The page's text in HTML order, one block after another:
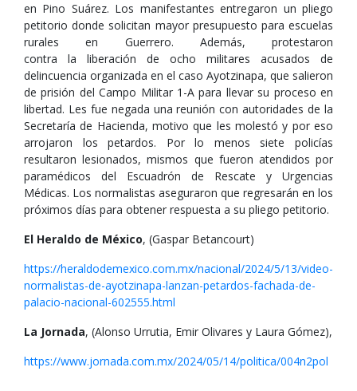
en Pino Suárez. Los manifestantes entregaron un pliego
petitorio donde solicitan mayor presupuesto para escuelas
rurales en Guerrero. Además, protestaron
contra la liberación de ocho militares acusados de
delincuencia organizada en el caso Ayotzinapa, que salieron
de prisión del Campo Militar 1-A para llevar su proceso en
libertad. Les fue negada una reunión con autoridades de la
Secretaría de Hacienda, motivo que les molestó y por eso
arrojaron los petardos. Por lo menos siete policías
resultaron lesionados, mismos que fueron atendidos por
paramédicos del Escuadrón de Rescate y Urgencias
Médicas. Los normalistas aseguraron que regresarán en los
próximos días para obtener respuesta a su pliego petitorio.
El Heraldo de México, (Gaspar Betancourt)
https://heraldodemexico.com.mx/nacional/2024/5/13/video-
normalistas-de-ayotzinapa-lanzan-petardos-fachada-de-
palacio-nacional-602555.html
La Jornada, (Alonso Urrutia, Emir Olivares y Laura Gómez),
https://www.jornada.com.mx/2024/05/14/politica/004n2pol